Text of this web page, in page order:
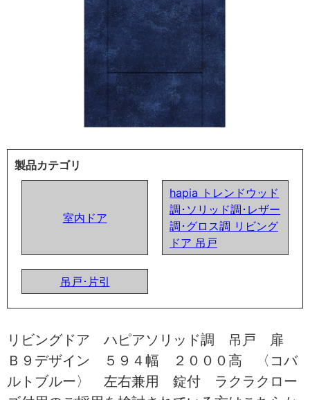
製品カテゴリ
室内ドア
hapia トレンドウッド
調･ソリッド調･レザー
調･グロス調 リビング
ドア 吊戸
吊戸･片引
リビングドア ハピアソリッド調 吊戸 扉
Ｂ９デザイン ５９４幅 ２０００高 〈コバ
ルトブルー〉 左右兼用 錠付 ラクラクロー